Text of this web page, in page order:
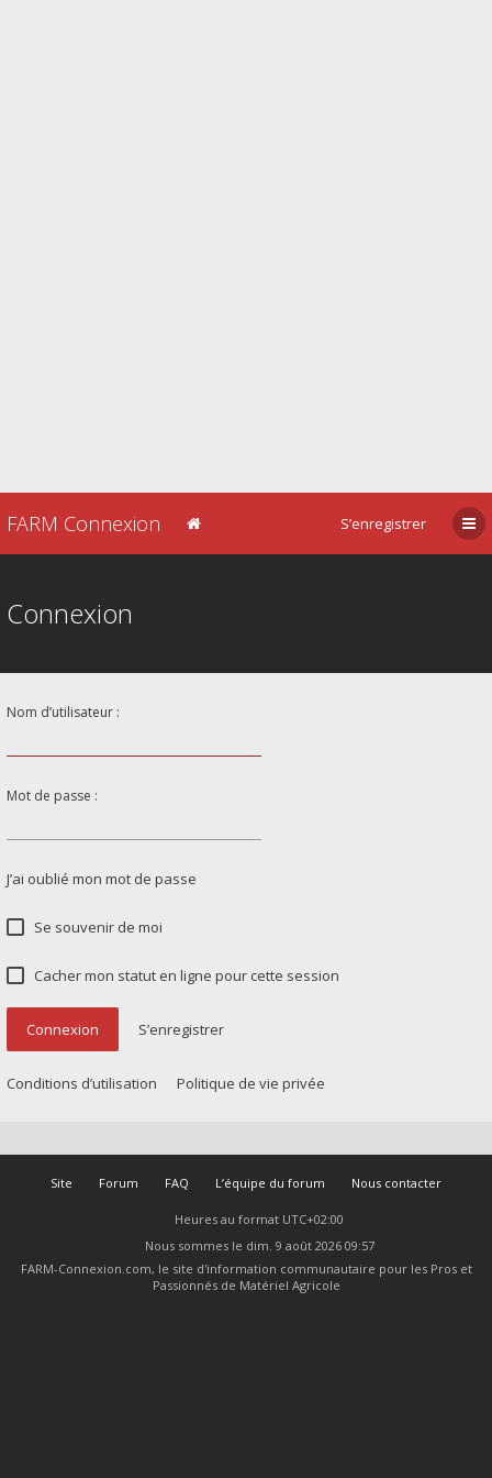
FARM Connexion S’enregistrer
Connexion
Nom d’utilisateur :
Mot de passe :
J’ai oublié mon mot de passe
Se souvenir de moi
Cacher mon statut en ligne pour cette session
Connexion S’enregistrer
Conditions d’utilisation Politique de vie privée
Site Forum FAQ L’équipe du forum Nous contacter
Heures au format UTC+02:00
Nous sommes le dim. 9 août 2026 09:57
FARM-Connexion.com, le site d'information communautaire pour les Pros et
Passionnés de Matériel Agricole